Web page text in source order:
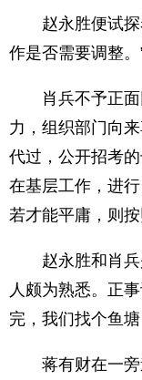
赵永胜便试探
作是否需要调整。
肖兵不予正面
力，组织部门向
代过，公开招考
在基层工作，进
若才能平庸，则
赵永胜和肖兵
人颇为熟悉。正
完，我们找个鱼
蒋有财在一旁